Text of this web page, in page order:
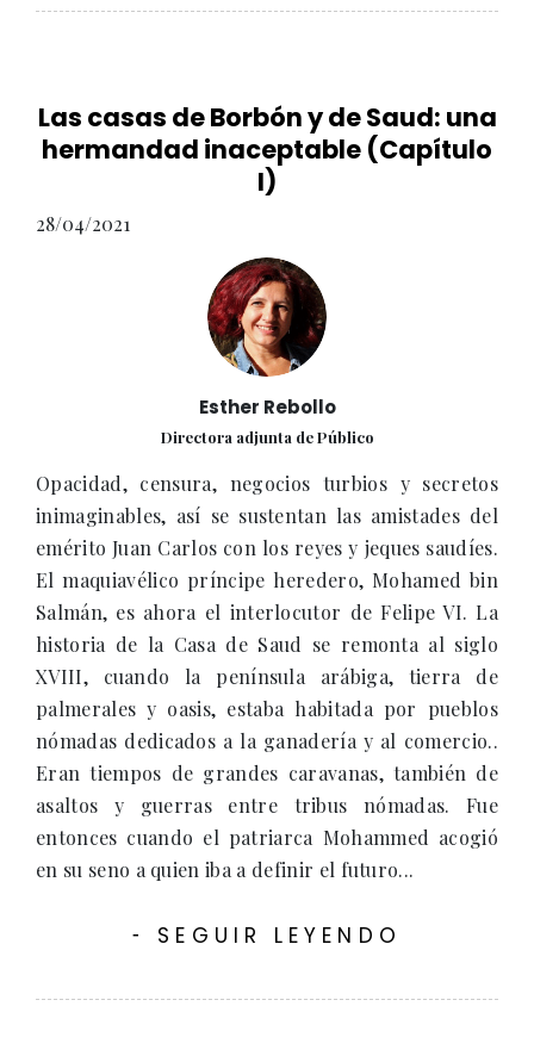
Las casas de Borbón y de Saud: una
hermandad inaceptable (Capítulo
I)
28/04/2021
Esther Rebollo
Directora adjunta de Público
Opacidad, censura, negocios turbios y secretos
inimaginables, así se sustentan las amistades del
emérito Juan Carlos con los reyes y jeques saudíes.
El maquiavélico príncipe heredero, Mohamed bin
Salmán, es ahora el interlocutor de Felipe VI. La
historia de la Casa de Saud se remonta al siglo
XVIII, cuando la península arábiga, tierra de
palmerales y oasis, estaba habitada por pueblos
nómadas dedicados a la ganadería y al comercio..
Eran tiempos de grandes caravanas, también de
asaltos y guerras entre tribus nómadas. Fue
entonces cuando el patriarca Mohammed acogió
en su seno a quien iba a definir el futuro...
- SEGUIR LEYENDO